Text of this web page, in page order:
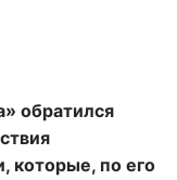
обратился
которые, по его